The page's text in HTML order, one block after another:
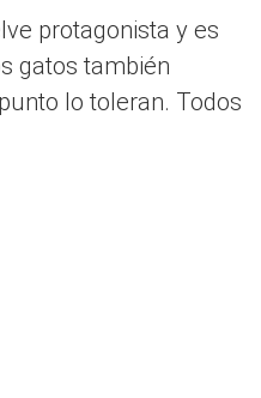
protagonista y es
gatos también
lo toleran. Todos